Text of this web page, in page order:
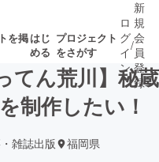
を掲はじ
める
プロジェクト
をさがす
集終了が近いプ
ジェクト
されます
ロ
グ
イ
ン
/
新
規
会
員
登
録
てん荒川】秘蔵
制作したい！
雑誌出版 福岡県